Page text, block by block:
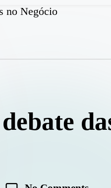
no Negócio